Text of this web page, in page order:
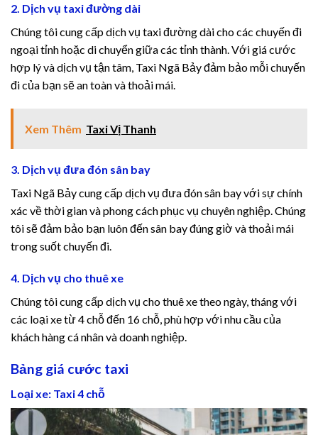
satın al
Panel
panel
panel
panel
panel
panel
panel
panel
panel
2. Dịch vụ taxi đường dài
Chúng tôi cung cấp dịch vụ taxi đường dài cho các chuyến đi
ngoại tỉnh hoặc di chuyển giữa các tỉnh thành. Với giá cước
hợp lý và dịch vụ tận tâm, Taxi Ngã Bảy đảm bảo mỗi chuyến
đi của bạn sẽ an toàn và thoải mái.
Xem Thêm Taxi Vị Thanh
3. Dịch vụ đưa đón sân bay
Taxi Ngã Bảy cung cấp dịch vụ đưa đón sân bay với sự chính
xác về thời gian và phong cách phục vụ chuyên nghiệp. Chúng
tôi sẽ đảm bảo bạn luôn đến sân bay đúng giờ và thoải mái
trong suốt chuyến đi.
4. Dịch vụ cho thuê xe
Chúng tôi cung cấp dịch vụ cho thuê xe theo ngày, tháng với
các loại xe từ 4 chỗ đến 16 chỗ, phù hợp với nhu cầu của
khách hàng cá nhân và doanh nghiệp.
Bảng giá cước taxi
Loại xe: Taxi 4 chỗ